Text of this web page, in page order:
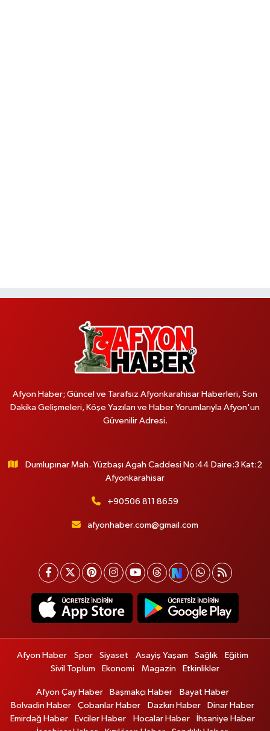
Afyon Haber; Güncel ve Tarafsız Afyonkarahisar Haberleri, Son
Dakika Gelişmeleri, Köşe Yazıları ve Haber Yorumlarıyla Afyon'un
Güvenilir Adresi.
Dumlupınar Mah. Yüzbaşı Agah Caddesi No:44 Daire:3 Kat:2
Afyonkarahisar
+90506 811 8659
afyonhaber.com@gmail.com
Afyon Haber Spor Siyaset Asayiş Yaşam Sağlık
Eğitim
Sivil Toplum
Ekonomi Magazin Etkinlikler
Afyon Çay Haber Başmakçı Haber
Bayat Haber
Bolvadin Haber
Çobanlar Haber Dazkırı Haber
Dinar Haber
Emirdağ Haber
Evciler Haber Hocalar Haber
İhsaniye Haber